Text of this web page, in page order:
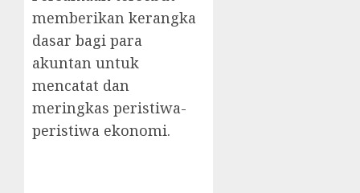
memberikan kerangka
dasar bagi para
akuntan untuk
mencatat dan
meringkas peristiwa-
peristiwa ekonomi.